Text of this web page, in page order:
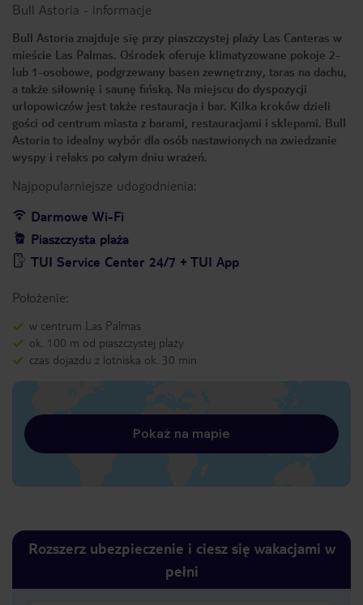
Bull Astoria - informacje
Bull Astoria znajduje się przy piaszczystej plaży Las Canteras w
mieście Las Palmas. Ośrodek oferuje klimatyzowane pokoje 2-
lub 1-osobowe, podgrzewany basen zewnętrzny, taras na dachu,
a także siłownię i saunę fińską. Na miejscu do dyspozycji
urlopowiczów jest także restauracja i bar. Kilka kroków dzieli
gości od centrum miasta z barami, restauracjami i sklepami. Bull
Astoria to idealny wybór dla osób nastawionych na zwiedzanie
wyspy i relaks po całym dniu wrażeń.
Najpopularniejsze udogodnienia:
Darmowe Wi-Fi
Piaszczysta plaża
TUI Service Center 24/7 + TUI App
Położenie:
w centrum Las Palmas
ok. 100 m od piaszczystej plaży
czas dojazdu z lotniska ok. 30 min
Pokaż na mapie
Rozszerz ubezpieczenie i ciesz się wakacjami w
pełni